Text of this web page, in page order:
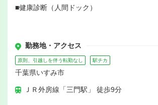
■健康診断（人間ドック）
勤務地・アクセス
原則、引越しを伴う転勤なし 駅チカ
千葉県いすみ市
ＪＲ外房線「三門駅」 徒歩9分